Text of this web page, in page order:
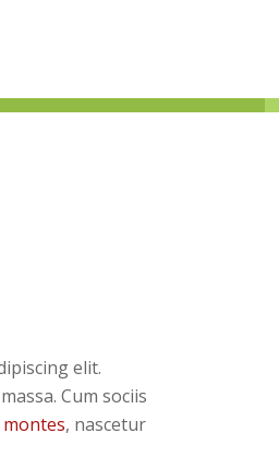
elit.
Cum sociis
, nascetur